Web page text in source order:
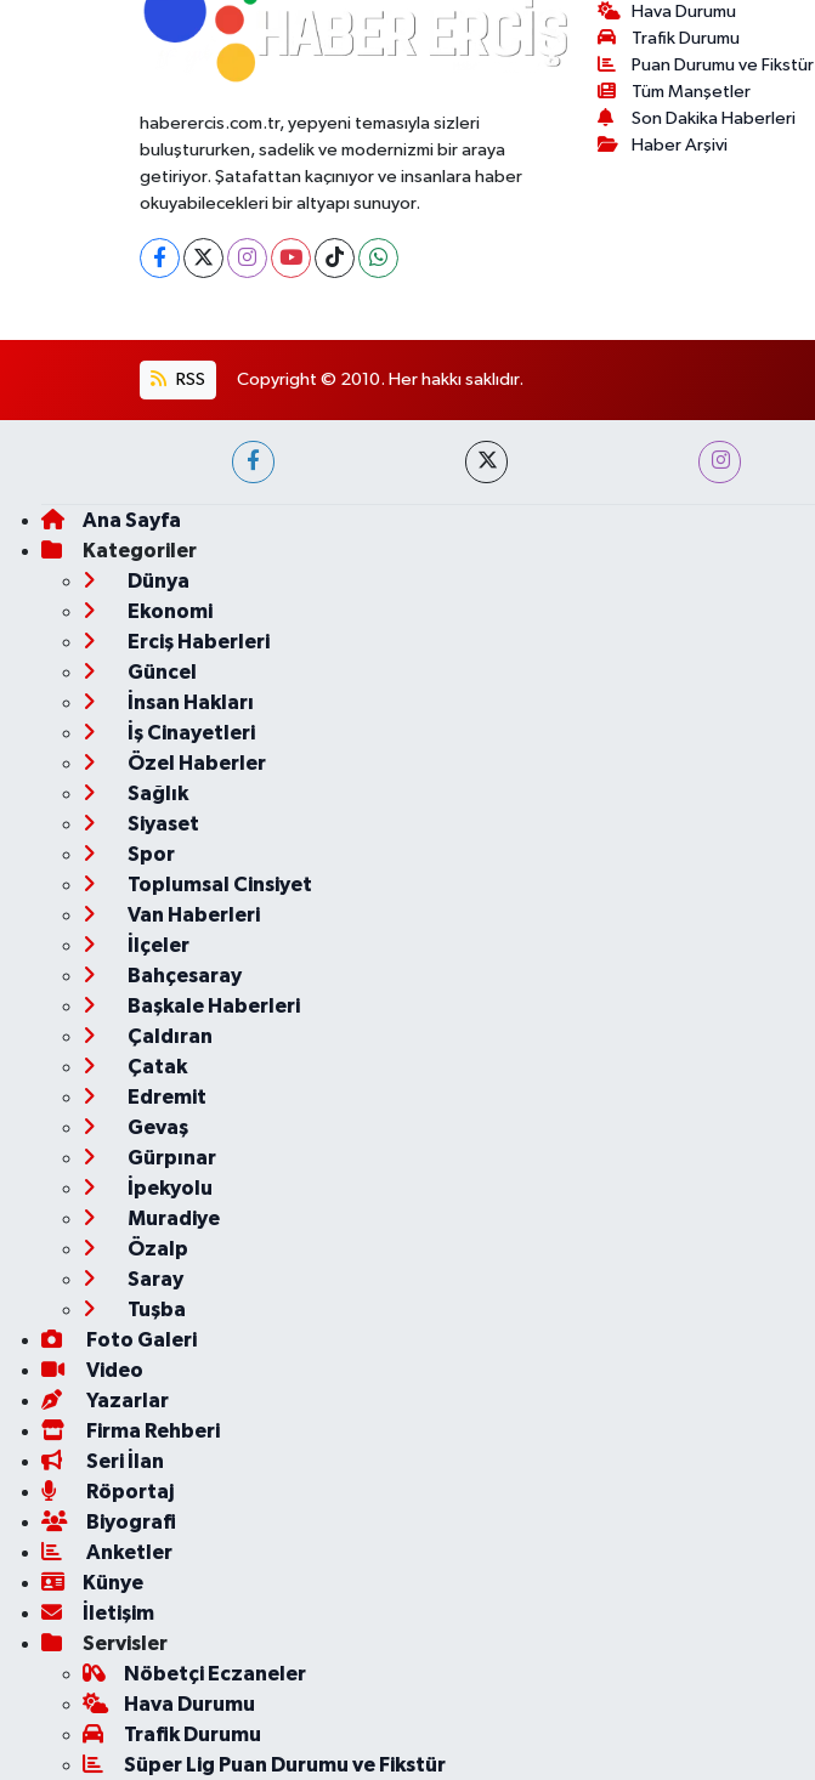
haberercis.com.tr, yepyeni temasıyla sizleri
buluştururken, sadelik ve modernizmi bir araya
getiriyor. Şatafattan kaçınıyor ve insanlara haber
okuyabilecekleri bir altyapı sunuyor.
Hava Durumu
Trafik Durumu
Puan Durumu ve Fikstür
Tüm Manşetler
Son Dakika Haberleri
Haber Arşivi
RSS Copyright © 2010. Her hakkı saklıdır.
Ana Sayfa
Kategoriler
Dünya
Ekonomi
Erciş Haberleri
Güncel
İnsan Hakları
İş Cinayetleri
Özel Haberler
Sağlık
Siyaset
Spor
Toplumsal Cinsiyet
Van Haberleri
İlçeler
Bahçesaray
Başkale Haberleri
Çaldıran
Çatak
Edremit
Gevaş
Gürpınar
İpekyolu
Muradiye
Özalp
Saray
Tuşba
Foto Galeri
Video
Yazarlar
Firma Rehberi
Seri İlan
Röportaj
Biyografi
Anketler
Künye
İletişim
Servisler
Nöbetçi Eczaneler
Hava Durumu
Trafik Durumu
Süper Lig Puan Durumu ve Fikstür